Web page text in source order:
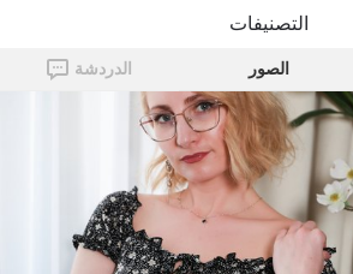
CinderellaMoon
الصور الدردشة
التصنيفات